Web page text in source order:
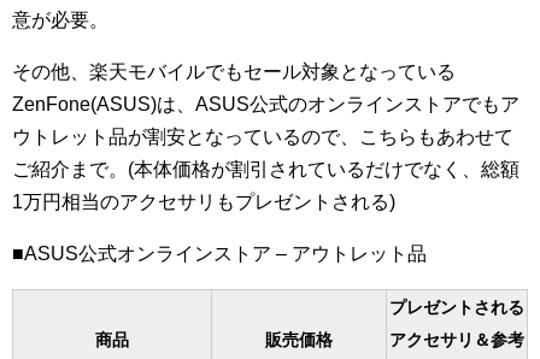
意が必要。
その他、楽天モバイルでもセール対象となっている
ZenFone(ASUS)は、ASUS公式のオンラインストアでもア
ウトレット品が割安となっているので、こちらもあわせて
ご紹介まで。(本体価格が割引されているだけでなく、総額
1万円相当のアクセサリもプレゼントされる)
■ASUS公式オンラインストア – アウトレット品
商品 販売価格
プレゼントされる
アクセサリ＆参考